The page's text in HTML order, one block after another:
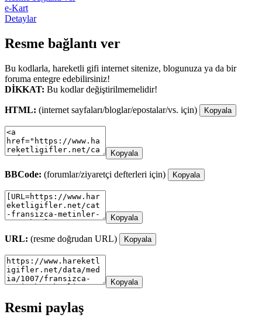
e-Kart
Detaylar
Resme bağlantı ver
Bu kodlarla, hareketli gifi internet sitenize, blogunuza ya da bir
foruma entegre edebilirsiniz!
DİKKAT: Bu kodlar değiştirilmemelidir!
HTML: (internet sayfaları/bloglar/epostalar/vs. için) Kopyala
Kopyala
BBCode: (forumlar/ziyaretçi defterleri için) Kopyala
Kopyala
URL: (resme doğrudan URL) Kopyala
Kopyala
Resmi paylaş